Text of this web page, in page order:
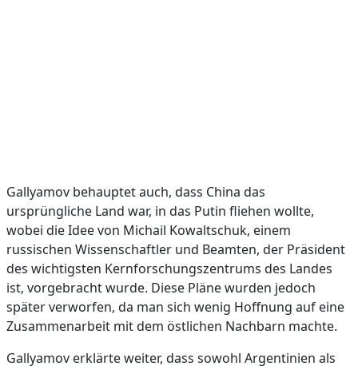
Gallyamov behauptet auch, dass China das
ursprüngliche Land war, in das Putin fliehen wollte,
wobei die Idee von Michail Kowaltschuk, einem
russischen Wissenschaftler und Beamten, der Präsident
des wichtigsten Kernforschungszentrums des Landes
ist, vorgebracht wurde. Diese Pläne wurden jedoch
später verworfen, da man sich wenig Hoffnung auf eine
Zusammenarbeit mit dem östlichen Nachbarn machte.
Gallyamov erklärte weiter, dass sowohl Argentinien als